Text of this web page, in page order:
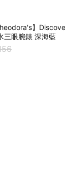
】
三眼腕錶 深海藍